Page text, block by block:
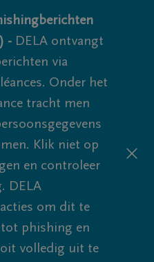
- DELA ontvangt
via
Onder het
tracht men
Klik niet op
en controleer
DELA
om dit te
phishing en
volledig uit te